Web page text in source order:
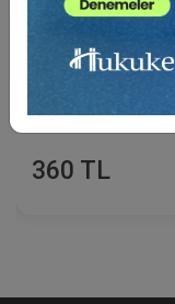
Sosyal
IV. Oturum
360 TL